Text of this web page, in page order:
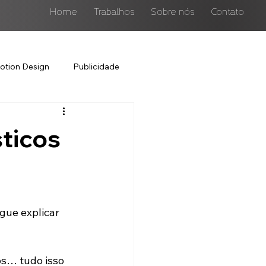
Home Trabalhos Sobre nós Contato
Design Publicidade
explicar
tudo isso